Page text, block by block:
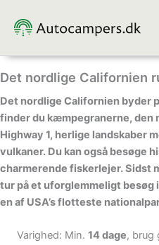
Det nordlige Californien
Det nordlige Californien byder
finder du kæmpegranerne, den
Highway 1, herlige landskaber
vulkaner. Du kan også besøge
charmerende fiskerlejer. Sidst
tur på et uforglemmeligt besøg
en af USA’s flotteste
Varighed: Min. 14 dage, brug